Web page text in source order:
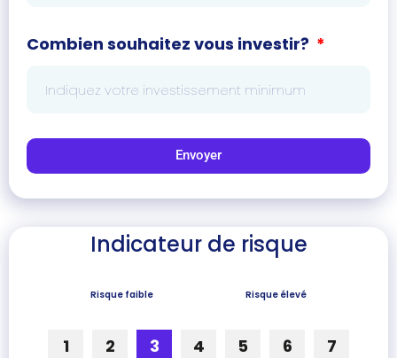
Combien souhaitez vous investir?
Envoyer
Indicateur de risque
Risque faible Risque élevé
1 2 3 4 5 6 7